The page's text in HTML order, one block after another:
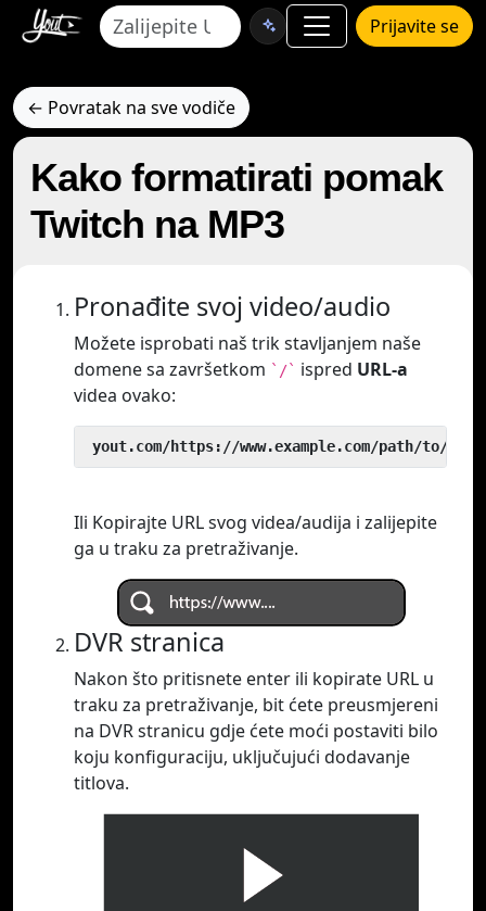
Prijavite se
← Povratak na sve vodiče
Kako formatirati pomak
Twitch na MP3
Pronađite svoj video/audio
Možete isprobati naš trik stavljanjem naše
domene sa završetkom `/` ispred URL-a
videa ovako:
yout.com/https://www.example.com/path/to/
Ili Kopirajte URL svog videa/audija i zalijepite
ga u traku za pretraživanje.
DVR stranica
Nakon što pritisnete enter ili kopirate URL u
traku za pretraživanje, bit ćete preusmjereni
na DVR stranicu gdje ćete moći postaviti bilo
koju konfiguraciju, uključujući dodavanje
titlova.